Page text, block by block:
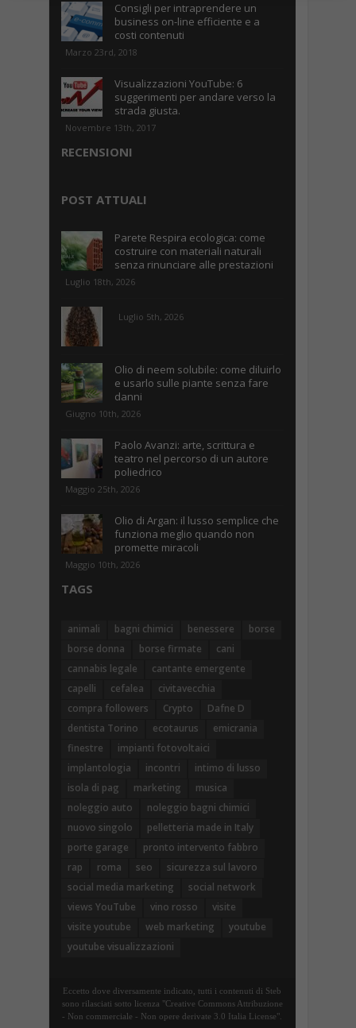
Consigli per intraprendere un
business on-line efficiente e a
costi contenuti
Marzo 23rd, 2018
Visualizzazioni YouTube: 6
suggerimenti per andare verso la
strada giusta.
Novembre 13th, 2017
RECENSIONI
POST ATTUALI
Parete Respira ecologica: come
costruire con materiali naturali
senza rinunciare alle prestazioni
Luglio 18th, 2026
Luglio 5th, 2026
Olio di neem solubile: come diluirlo
e usarlo sulle piante senza fare
danni
Giugno 10th, 2026
Paolo Avanzi: arte, scrittura e
teatro nel percorso di un autore
poliedrico
Maggio 25th, 2026
Olio di Argan: il lusso semplice che
funziona meglio quando non
promette miracoli
Maggio 10th, 2026
TAGS
animali bagni chimici benessere
borse
borse donna
borse firmate
cani
cannabis legale
cantante emergente
capelli
cefalea
civitavecchia
compra followers
Crypto
Dafne D
dentista Torino
ecotaurus
emicrania
finestre
impianti fotovoltaici
implantologia
incontri
intimo di lusso
isola di pag
marketing
musica
noleggio auto
noleggio bagni chimici
nuovo singolo
pelletteria made in Italy
porte garage
pronto intervento fabbro
rap
roma seo
sicurezza sul lavoro
social media marketing
social network
views YouTube
vino rosso
visite
visite youtube
web marketing
youtube
youtube visualizzazioni
Eccetto dove diversamente indicato, tutti i contenuti di Steb
sono rilasciati sotto licenza "Creative Commons Attribuzione
- Non commerciale - Non opere derivate 3.0 Italia License".